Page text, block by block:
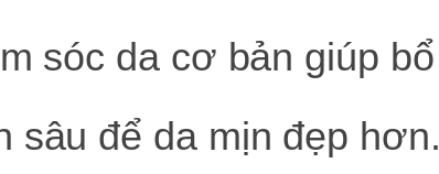
sóc da cơ bản giúp bổ
sâu để da mịn đẹp hơn.